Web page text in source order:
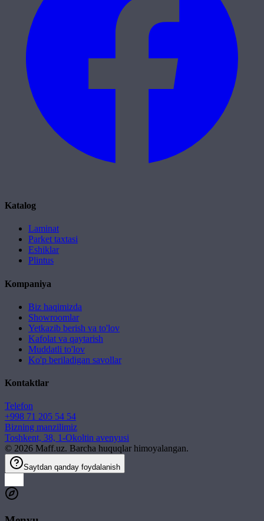
Katalog
Laminat
Parket taxtasi
Eshiklar
Plintus
Kompaniya
Biz haqimizda
Showroomlar
Yetkazib berish va to'lov
Kafolat va qaytarish
Muddatli to'lov
Ko'p beriladigan savollar
Kontaktlar
Telefon
+998 71 205 54 54
Bizning manzilimiz
Toshkent, 38, 1-Okoltin avenyusi
© 2026 Maff.uz. Barcha huquqlar himoyalangan.
Saytdan qanday foydalanish